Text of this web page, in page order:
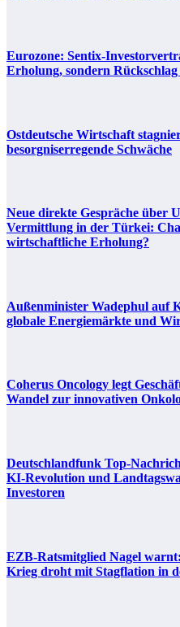
Eurozone: Sentix-
Erholung, sondern
Ostdeutsche Wirtschaft
besorgniserregende Schwäche
Neue direkte Gespräche über
Vermittlung in der Türkei:
wirtschaftliche Erholung?
Außenminister Wadephul auf
globale Energiemärkte und
Coherus Oncology legt
Wandel zur innovativen
Deutschlandfunk Top-
KI-Revolution und
Investoren
EZB-Ratsmitglied Nagel
Krieg droht mit Stagflation in